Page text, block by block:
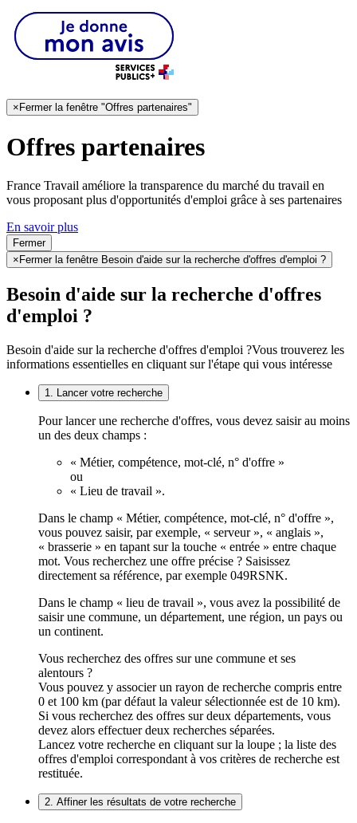
×Fermer la fenêtre "Offres partenaires"
Offres partenaires
France Travail améliore la transparence du marché du travail en
vous proposant plus d'opportunités d'emploi grâce à ses partenaires
En savoir plus
Fermer
× Fermer la fenêtre Besoin d'aide sur la recherche d'offres d'emploi ?
Besoin d'aide sur la recherche d'offres
d'emploi ?
Besoin d'aide sur la recherche d'offres d'emploi ?Vous trouverez les
informations essentielles en cliquant sur l'étape qui vous intéresse
1. Lancer votre recherche
Pour lancer une recherche d'offres, vous devez saisir au moins
un des deux champs :
« Métier, compétence, mot-clé, n° d'offre »
ou
« Lieu de travail ».
Dans le champ « Métier, compétence, mot-clé, n° d'offre »,
vous pouvez saisir, par exemple, « serveur », « anglais »,
« brasserie » en tapant sur la touche « entrée » entre chaque
mot. Vous recherchez une offre précise ? Saisissez
directement sa référence, par exemple 049RSNK.
Dans le champ « lieu de travail », vous avez la possibilité de
saisir une commune, un département, une région, un pays ou
un continent.
Vous recherchez des offres sur une commune et ses
alentours ?
Vous pouvez y associer un rayon de recherche compris entre
0 et 100 km (par défaut la valeur sélectionnée est de 10 km).
Si vous recherchez des offres sur deux départements, vous
devez alors effectuer deux recherches séparées.
Lancez votre recherche en cliquant sur la loupe ; la liste des
offres d'emploi correspondant à vos critères de recherche est
restituée.
2. Affiner les résultats de votre recherche